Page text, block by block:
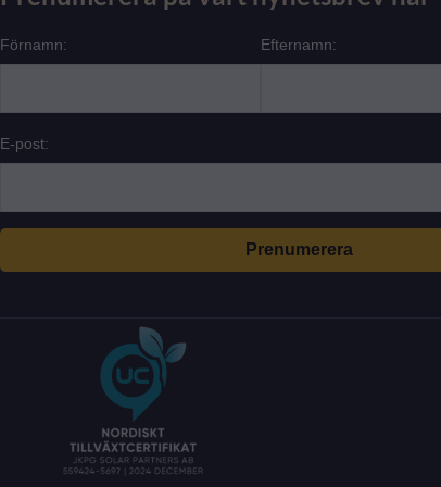
Förnamn: Efternamn:
E-post: